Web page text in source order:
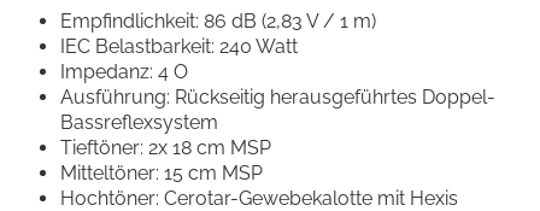
Empfindlichkeit: 86 dB (2,83 V / 1 m)
IEC Belastbarkeit: 240 Watt
Impedanz: 4 O
Ausführung: Rückseitig herausgeführtes Doppel-
Bassreflexsystem
Tieftöner: 2x 18 cm MSP
Mitteltöner: 15 cm MSP
Hochtöner: Cerotar-Gewebekalotte mit Hexis